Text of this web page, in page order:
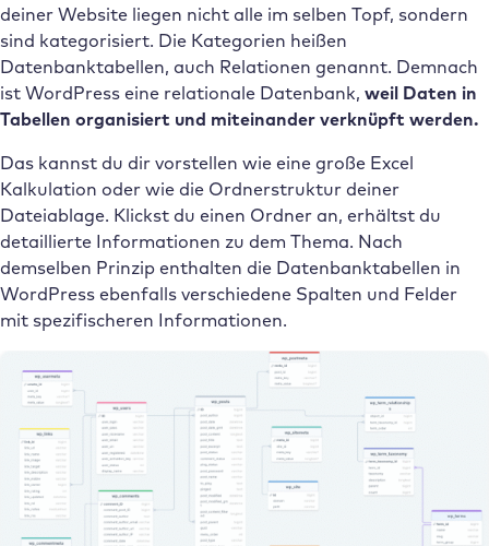
deiner Website liegen nicht alle im selben Topf, sondern
sind kategorisiert. Die Kategorien heißen
Datenbanktabellen, auch Relationen genannt. Demnach
ist WordPress eine relationale Datenbank, weil Daten in
Tabellen organisiert und miteinander verknüpft werden.
Das kannst du dir vorstellen wie eine große Excel
Kalkulation oder wie die Ordnerstruktur deiner
Dateiablage. Klickst du einen Ordner an, erhältst du
detaillierte Informationen zu dem Thema. Nach
demselben Prinzip enthalten die Datenbanktabellen in
WordPress ebenfalls verschiedene Spalten und Felder
mit spezifischeren Informationen.